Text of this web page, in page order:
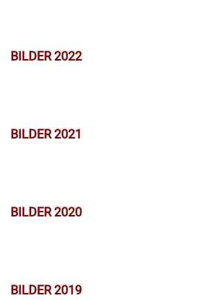
BILDER 2022
BILDER 2021
BILDER 2020
BILDER 2019